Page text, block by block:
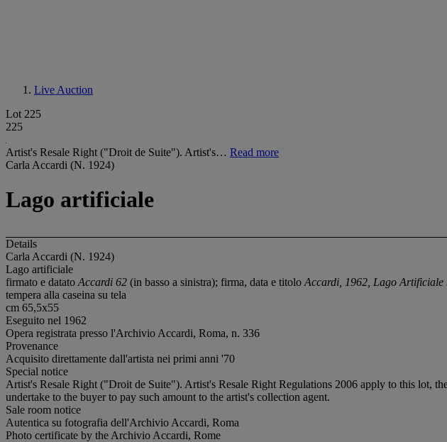
Live Auction
Lot 225
225
Artist's Resale Right ("Droit de Suite"). Artist's… Read more
Carla Accardi (N. 1924)
Lago artificiale
Details
Carla Accardi (N. 1924)
Lago artificiale
firmato e datato Accardi 62 (in basso a sinistra); firma, data e titolo Accardi, 1962, Lago Artificiale
tempera alla caseina su tela
cm 65,5x55
Eseguito nel 1962
Opera registrata presso l'Archivio Accardi, Roma, n. 336
Provenance
Acquisito direttamente dall'artista nei primi anni '70
Special notice
Artist's Resale Right ("Droit de Suite"). Artist's Resale Right Regulations 2006 apply to this lot,
undertake to the buyer to pay such amount to the artist's collection agent.
Sale room notice
Autentica su fotografia dell'Archivio Accardi, Roma
Photo certificate by the Archivio Accardi, Rome